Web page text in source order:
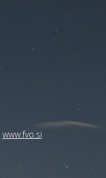
www.fvo.si